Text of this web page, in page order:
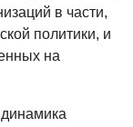
в части,
политики, и
на